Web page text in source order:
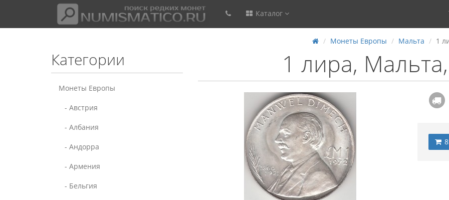
Каталог
Категории
Монеты Европы
- Австрия
- Албания
- Андорра
- Армения
- Бельгия
Монеты Европы Мальта 1
1 лира,